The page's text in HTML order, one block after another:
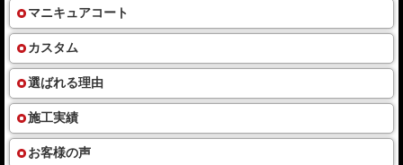
マニキュアコート
カスタム
選ばれる理由
施工実績
お客様の声